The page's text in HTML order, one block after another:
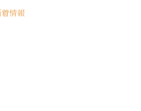
着情報